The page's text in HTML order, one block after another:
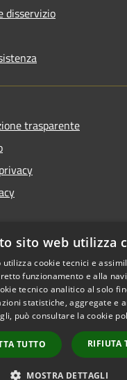
disservizio
trasparente
di accessibilità
Copyright
sito web utilizza
utilizza cookie tecnici e
funzionamento e alla
tecnico analitico al solo
statistiche, aggregate e
può consultare la cookie
TUTTO RIFIUTA
MOSTRA DETTAGLI